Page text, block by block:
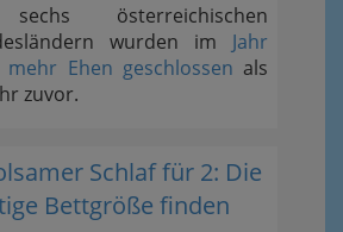
österreichischen
wurden im Jahr
mehr Ehen geschlossen als
zuvor.
Schlaf für 2: Die
Bettgröße finden